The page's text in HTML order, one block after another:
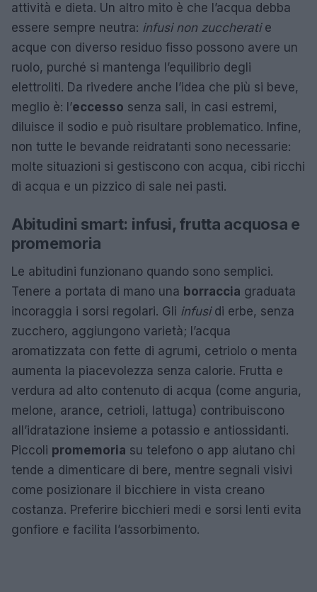
attività e dieta. Un altro mito è che l’acqua debba
essere sempre neutra: infusi non zuccheratie
acque con diverso residuo fisso possono avere un
ruolo, purché si mantenga l’equilibrio degli
elettroliti. Da rivedere anche l’idea che più si beve,
meglio è: l’eccesso senza sali, in casi estremi,
diluisce il sodio e può risultare problematico. Infine,
non tutte le bevande reidratanti sono necessarie:
molte situazioni si gestiscono con acqua, cibi ricchi
di acqua e un pizzico di sale nei pasti.
Abitudini smart: infusi, frutta acquosa e
promemoria
Le abitudini funzionano quando sono semplici.
Tenere a portata di mano una borraccia graduata
incoraggia i sorsi regolari. Gli infusidi erbe, senza
zucchero, aggiungono varietà; l’acqua
aromatizzata con fette di agrumi, cetriolo o menta
aumenta la piacevolezza senza calorie. Frutta e
verdura ad alto contenuto di acqua (come anguria,
melone, arance, cetrioli, lattuga) contribuiscono
all’idratazione insieme a potassio e antiossidanti.
Piccoli promemoria su telefono o app aiutano chi
tende a dimenticare di bere, mentre segnali visivi
come posizionare il bicchiere in vista creano
costanza. Preferire bicchieri medi e sorsi lenti evita
gonfiore e facilita l’assorbimento.